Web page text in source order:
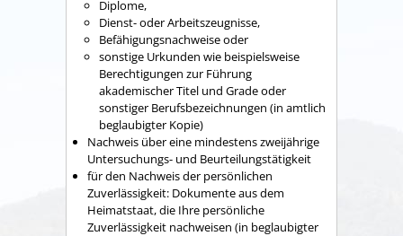
Diplome,
Dienst- oder Arbeitszeugnisse,
Befähigungsnachweise oder
sonstige Urkunden wie beispielsweise
Berechtigungen zur Führung
akademischer Titel und Grade oder
sonstiger Berufsbezeichnungen (in amtlich
beglaubigter Kopie)
Nachweis über eine mindestens zweijährige
Untersuchungs- und Beurteilungstätigkeit
für den Nachweis der persönlichen
Zuverlässigkeit: Dokumente aus dem
Heimatstaat, die Ihre persönliche
Zuverlässigkeit nachweisen (in beglaubigter